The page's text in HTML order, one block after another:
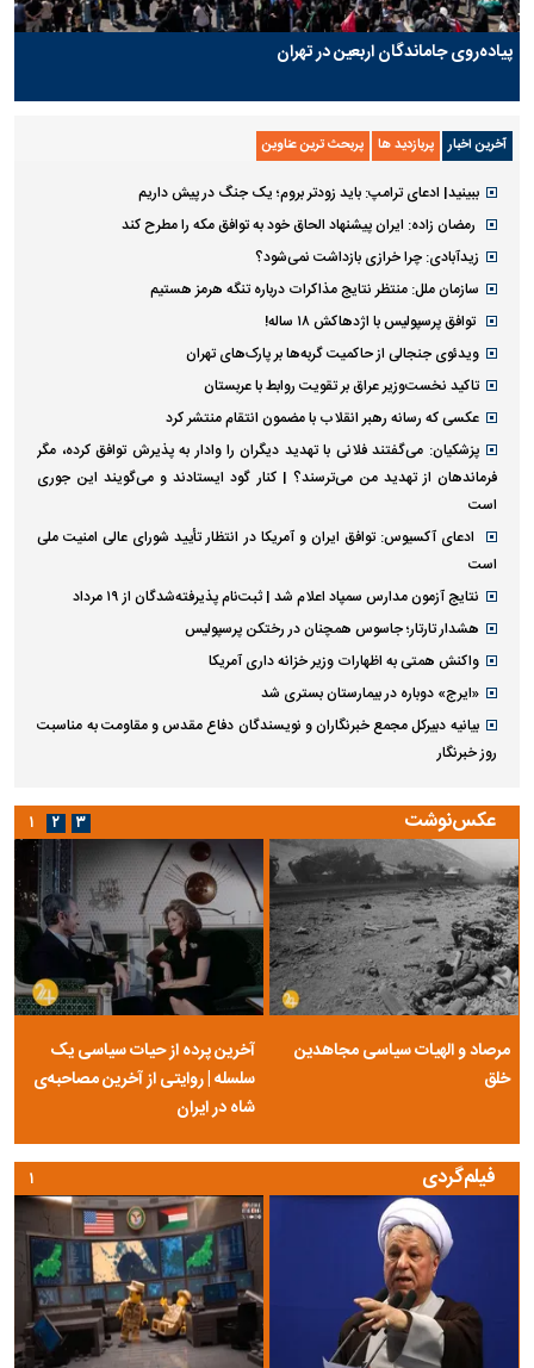
پیاده‌روی جاماندگان اربعین در تهران
آخرین اخبار پربازدید ها پربحث ترین عناوین
ببینید| ادعای ترامپ: باید زودتر بروم؛ یک جنگ در پیش داریم
رمضان زاده: ایران پیشنهاد الحاق خود به توافق مکه را مطرح کند
زیدآبادی: چرا خرازی بازداشت نمی‌شود؟
سازمان ملل: منتظر نتایج مذاکرات درباره تنگه هرمز هستیم
توافق پرسپولیس با اژدهاکش ۱۸ ساله!
ویدئوی جنجالی از حاکمیت گربه‌ها بر پارک‌های تهران
تاکید نخست‌وزیر عراق بر تقویت روابط با عربستان
عکسی که رسانه رهبر انقلاب با مضمون انتقام منتشر کرد
پزشکیان: می‌گفتند فلانی با تهدید دیگران را وادار به پذیرش توافق کرده، مگر
فرماندهان از تهدید من می‌ترسند؟ | کنار گود ایستادند و می‌گویند این جوری
است
ادعای آکسیوس: توافق ایران و آمریکا در انتظار تأیید شورای عالی امنیت ملی
است
نتایج آزمون مدارس سمپاد اعلام شد | ثبت‌نام پذیرفته‌شدگان از ۱۹ مرداد
هشدار تارتار؛ جاسوس همچنان در رختکن پرسپولیس
واکنش همتی به اظهارات وزیر خزانه داری آمریکا
«ایرج» دوباره در بیمارستان بستری شد
بیانیه دبیرکل مجمع خبرنگاران و نویسندگان دفاع مقدس و مقاومت به مناسبت
روز خبرنگار
عکس‌نوشت
مرصاد و الهیات سیاسی مجاهدین
خلق
آخرین پرده از حیات سیاسی یک
سلسله | روایتی از آخرین مصاحبه‌ی
شاه در ایران
۱ ۲ ۳
فیلم‌گردی ۱